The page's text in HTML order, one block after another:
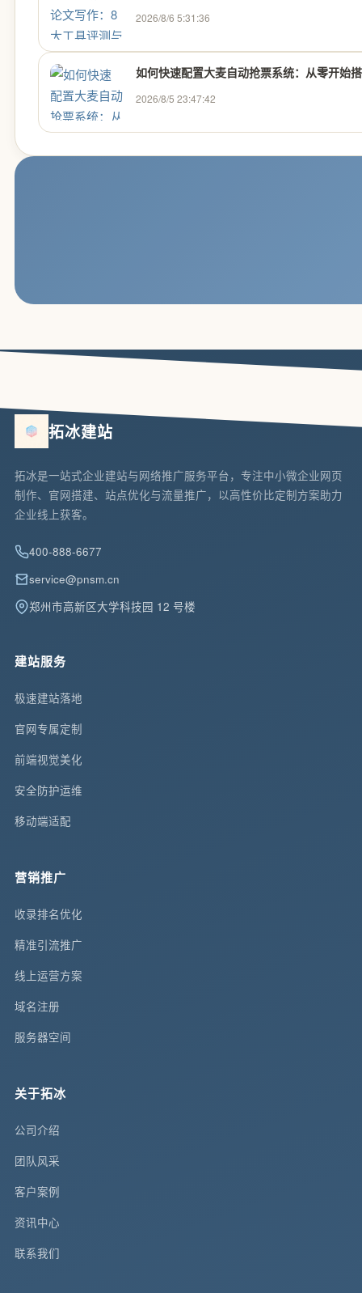
2026/8/6 5:31:36
如何快速配置大麦自动抢票系统：从零开始
2026/8/5 23:47:42
拓冰建站
拓冰是一站式企业建站与网络推广服务平台，专注中小微企业网页
制作、官网搭建、站点优化与流量推广，以高性价比定制方案助力
企业线上获客。
400-888-6677
service@pnsm.cn
郑州市高新区大学科技园 12 号楼
建站服务
极速建站落地
官网专属定制
前端视觉美化
安全防护运维
移动端适配
营销推广
收录排名优化
精准引流推广
线上运营方案
域名注册
服务器空间
关于拓冰
公司介绍
团队风采
客户案例
资讯中心
联系我们